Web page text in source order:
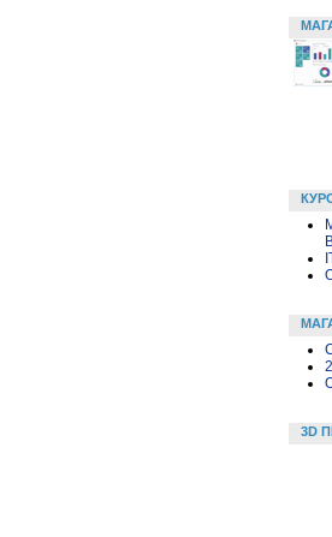
3D